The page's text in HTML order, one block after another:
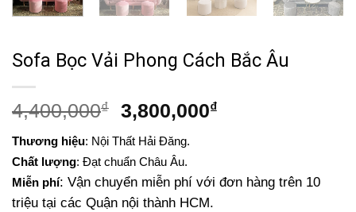
Sofa Bọc Vải Phong Cách Bắc Âu
4,400,000₫
Giá
là:
4,400,000₫.
3,800,000₫Giá
3,800,000₫.
Thương hiệu: Nội Thất Hải Đăng.
Chất lượng: Đạt chuẩn Châu Âu.
Miễn phí: Vận chuyển miễn phí với đơn hàng trên 10
triệu tại các Quận nội thành HCM.